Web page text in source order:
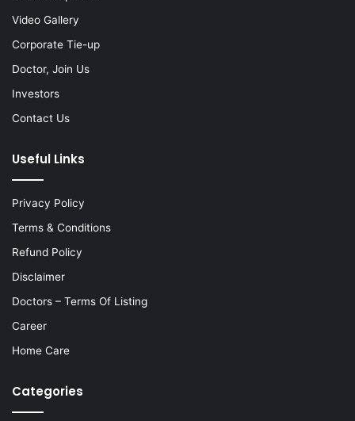
Video Gallery
Corporate Tie-up
Doctor, Join Us
Investors
Contact Us
Useful Links
Privacy Policy
Terms & Conditions
Refund Policy
Disclaimer
Doctors – Terms Of Listing
Career
Home Care
Categories